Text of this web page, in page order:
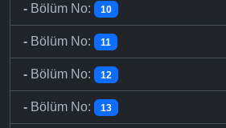
- Bölüm No: 10
- Bölüm No: 11
- Bölüm No: 12
- Bölüm No: 13